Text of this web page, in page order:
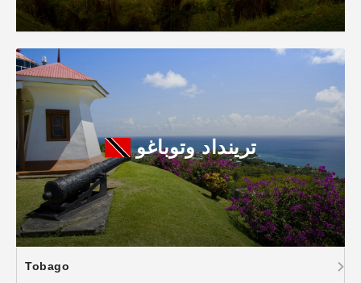
ترينداد وتوباغو
Tobago